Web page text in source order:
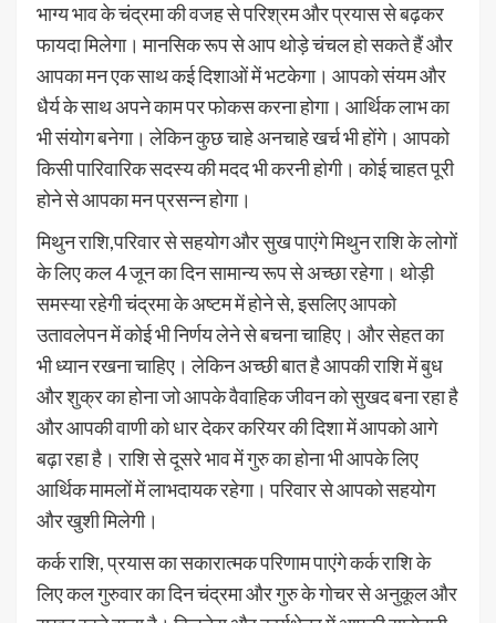
भाग्य भाव के चंद्रमा की वजह से परिश्रम और प्रयास से बढ़कर
फायदा मिलेगा। मानसिक रूप से आप थोड़े चंचल हो सकते हैं और
आपका मन एक साथ कई दिशाओं में भटकेगा। आपको संयम और
धैर्य के साथ अपने काम पर फोकस करना होगा। आर्थिक लाभ का
भी संयोग बनेगा। लेकिन कुछ चाहे अनचाहे खर्च भी होंगे। आपको
किसी पारिवारिक सदस्य की मदद भी करनी होगी। कोई चाहत पूरी
होने से आपका मन प्रसन्न होगा।
मिथुन राशि,परिवार से सहयोग और सुख पाएंगे मिथुन राशि के लोगों
के लिए कल 4 जून का दिन सामान्य रूप से अच्छा रहेगा। थोड़ी
समस्या रहेगी चंद्रमा के अष्टम में होने से, इसलिए आपको
उतावलेपन में कोई भी निर्णय लेने से बचना चाहिए। और सेहत का
भी ध्यान रखना चाहिए। लेकिन अच्छी बात है आपकी राशि में बुध
और शुक्र का होना जो आपके वैवाहिक जीवन को सुखद बना रहा है
और आपकी वाणी को धार देकर करियर की दिशा में आपको आगे
बढ़ा रहा है। राशि से दूसरे भाव में गुरु का होना भी आपके लिए
आर्थिक मामलों में लाभदायक रहेगा। परिवार से आपको सहयोग
और खुशी मिलेगी।
कर्क राशि, प्रयास का सकारात्मक परिणाम पाएंगे कर्क राशि के
लिए कल गुरुवार का दिन चंद्रमा और गुरु के गोचर से अनुकूल और